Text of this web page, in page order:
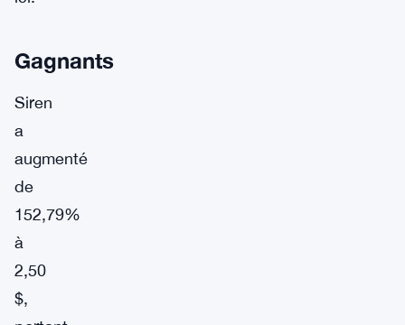
Gagnants
Siren
a
augmenté
de
152,79%
à
2,50
$,